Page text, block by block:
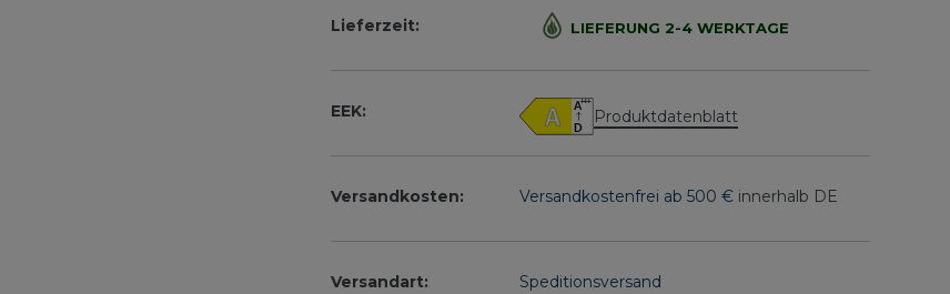
Lieferzeit: LIEFERUNG 2-4 WERKTAGE
EEK: Produktdatenblatt
Versandkosten: Versandkostenfrei ab 500 € innerhalb DE
Versandart: Speditionsversand